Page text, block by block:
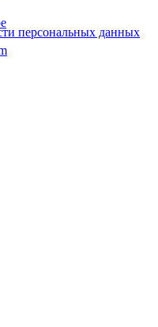
персональных данных